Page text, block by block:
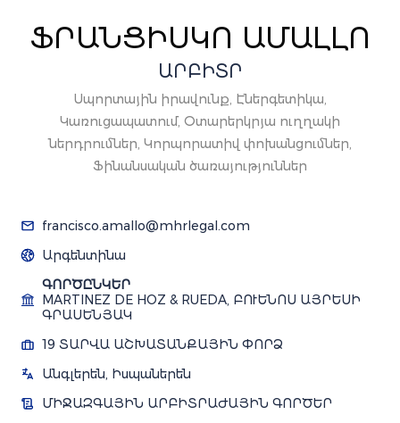
ՖՐԱՆՑԻՍԿՈ ԱՄԱԼԼՈ
ԱՐԲԻՏՐ
Սպորտային իրավունք, Էներգետիկա,
Կառուցապատում, Օտարերկրյա ուղղակի
ներդրումներ, Կորպորատիվ փոխանցումներ,
Ֆինանսական ծառայություններ
francisco.amallo@mhrlegal.com
Արգենտինա
ԳՈՐԾԸՆԿԵՐ
MARTINEZ DE HOZ & RUEDA, ԲՈՒԵՆՈՍ ԱՅՐԵՍԻ
ԳՐԱՍԵՆՅԱԿ
19 ՏԱՐՎԱ ԱՇԽԱՏԱՆՔԱՅԻՆ ՓՈՐՁ
Անգլերեն, Իսպաներեն
ՄԻՋԱԶԳԱՅԻՆ ԱՐԲԻՏՐԱԺԱՅԻՆ ԳՈՐԾԵՐ